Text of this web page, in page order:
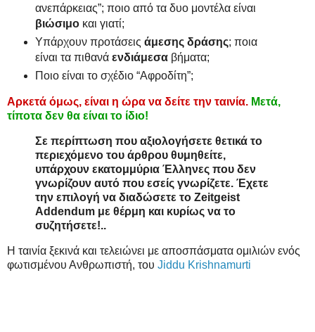
ανεπάρκειας”; ποιο από τα δυο μοντέλα είναι
βιώσιμοκαι γιατί;
Υπάρχουν προτάσεις άμεσης δράσης; ποια
είναι τα πιθανά ενδιάμεσαβήματα;
Ποιο είναι το σχέδιο “Αφροδίτη”;
Αρκετά όμως, είναι η ώρα να δείτε την ταινία. Μετά,
τίποτα δεν θα είναι το ίδιο!
Σε περίπτωση που αξιολογήσετε θετικά το
περιεχόμενο του άρθρου θυμηθείτε,
υπάρχουν εκατομμύρια Έλληνες που δεν
γνωρίζουν αυτό που εσείς γνωρίζετε. Έχετε
την επιλογή να διαδώσετε το Zeitgeist
Addendum με θέρμη και κυρίως να το
συζητήσετε!..
Η ταινία ξεκινά και τελειώνει με αποσπάσματα ομιλιών ενός
φωτισμένου Ανθρωπιστή, του Jiddu Krishnamurti